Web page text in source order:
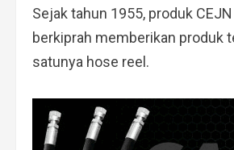
Sejak tahun 1955, produk
berkiprah memberikan produk
satunya hose reel.